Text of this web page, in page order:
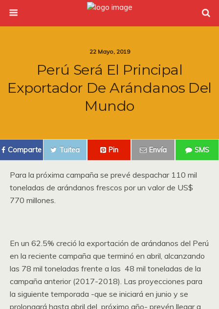
22 Mayo, 2019
Perú Será El Principal
Exportador De Arándanos Del
Mundo
Comparte Tuitea Pin Envía SMS
Para la próxima campaña se prevé despachar 110 mil
toneladas de arándanos frescos por un valor de US$
770 millones.
En un 62.5% creció la exportación de arándanos del Perú
en la reciente campaña que terminó en abril, alcanzando
las 78 mil toneladas frente a las 48 mil toneladas de la
campaña anterior (2017-2018). Las proyecciones para
la siguiente temporada -que se iniciará en junio y se
prolongará hasta abril del próximo año- prevén llegar a